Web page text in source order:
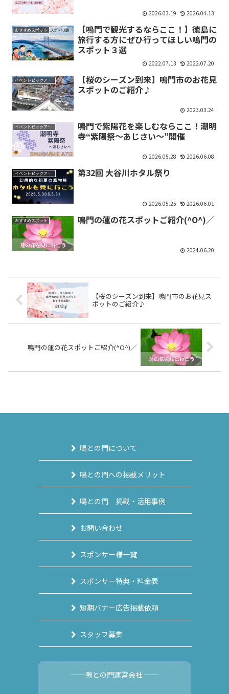
2026.03.19 2026.04.13
おすすめスポット
【鳴門で観光するならここ！】徳島に
旅行する方にぜひ行ってほしい鳴門の
スポット３選
2022.07.13 2022.07.20
イベントピックアップ
【桜のシーズン到来】鳴門市のお花見
スポットのご紹介♪
2023.03.24
イベントピックアップ
鳴門で紫陽花を楽しむならここ！潮明
寺“紫陽祭〜あじさい〜”開催
2026.05.28 2026.06.08
イベントピックアップ 第32回 大谷川ホタル祭り
2026.05.25 2026.06.01
おすすめスポット 鳴門の蓮の花スポットご紹介(^O^)／
2024.06.20
【桜のシーズン到来】鳴門市のお花見ス
ポットのご紹介♪
鳴門の蓮の花スポットご紹介(^O^)／
鳴との門について
鳴との門への掲載メリット
鳴との門 掲載・活用事例
お問い合わせ
スポンサー様一覧
スポンサー特典・料金表
短期バナー広告掲載依頼
スタッフ募集
──鳴との門運営会社 ──